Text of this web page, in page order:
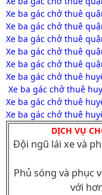
Xe ba gác chở thuê
Xe ba gác chở thuê
Xe ba gác chở thuê
Xe ba gác chở thuê
Xe ba gác chở thuê
Xe ba gác chở thuê
Xe ba gác chở thuê
Xe ba gác chở thuê
Xe ba gác chở thuê
DỊCH VỤ
Đội ngũ lái xe và
Phủ sóng và phục
với